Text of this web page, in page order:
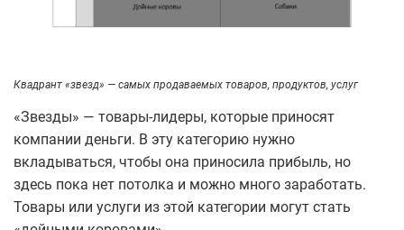
Квадрант «звезд» — самых продаваемых товаров, продуктов, услуг
«Звезды» — товары-лидеры, которые приносят
компании деньги. В эту категорию нужно
вкладываться, чтобы она приносила прибыль, но
здесь пока нет потолка и можно много заработать.
Товары или услуги из этой категории могут стать